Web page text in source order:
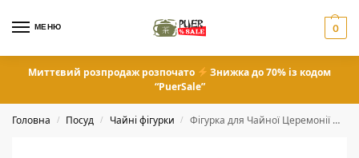
МЕНЮ 0
Миттєвий розпродаж розпочато
Знижка до 70% із кодом
“PuerSale”
Головна / Посуд / Чайні фігурки / Фігурка для Чайної Церемонії що Змінює Колір «Кінь»